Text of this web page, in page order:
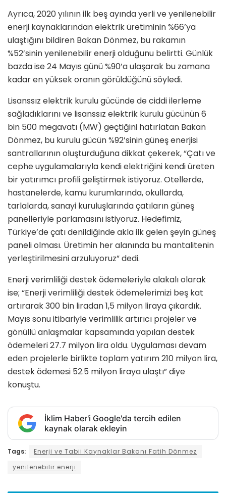
Ayrıca, 2020 yılının ilk beş ayında yerli ve yenilenebilir
enerji kaynaklarından elektrik üretiminin %66’ya
ulaştığını bildiren Bakan Dönmez, bu rakamın
%52’sinin yenilenebilir enerji olduğunu belirtti. Günlük
bazda ise 24 Mayıs günü %90’a ulaşarak bu zamana
kadar en yüksek oranın görüldüğünü söyledi.
Lisanssız elektrik kurulu gücünde de ciddi ilerleme
sağladıklarını ve lisanssız elektrik kurulu gücünün 6
bin 500 megavatı (MW) geçtiğini hatırlatan Bakan
Dönmez, bu kurulu gücün %92’sinin güneş enerjisi
santrallarının oluşturduğuna dikkat çekerek, “Çatı ve
cephe uygulamalarıyla kendi elektriğini kendi üreten
bir yatırımcı profili geliştirmek istiyoruz. Otellerde,
hastanelerde, kamu kurumlarında, okullarda,
tarlalarda, sanayi kuruluşlarında çatıların güneş
panelleriyle parlamasını istiyoruz. Hedefimiz,
Türkiye’de çatı denildiğinde akla ilk gelen şeyin güneş
paneli olması. Üretimin her alanında bu mantalitenin
yerleştirilmesini arzuluyoruz” dedi.
Enerji verimliliği destek ödemeleriyle alakalı olarak
ise; “Enerji verimliliği destek ödemelerimizi beş kat
artırarak 300 bin liradan 1,5 milyon liraya çıkardık.
Mayıs sonu itibariyle verimlilik artırıcı projeler ve
gönüllü anlaşmalar kapsamında yapılan destek
ödemeleri 27.7 milyon lira oldu. Uygulaması devam
eden projelerle birlikte toplam yatırım 210 milyon lira,
destek ödemesi 52.5 milyon liraya ulaştı” diye
konuştu.
İklim Haber'i Google'da tercih edilen
kaynak olarak ekleyin
Tags:
Enerji ve Tabii Kaynaklar Bakanı Fatih Dönmez
yenilenebilir enerji